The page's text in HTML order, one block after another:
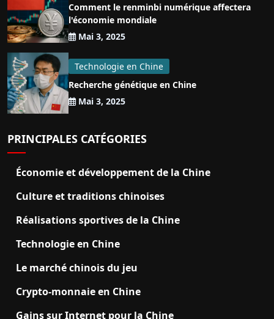
Comment le renminbi numérique affectera
l'économie mondiale
Mai 3, 2025
Technologie en Chine
Recherche génétique en Chine
Mai 3, 2025
PRINCIPALES CATÉGORIES
Économie et développement de la Chine
Culture et traditions chinoises
Réalisations sportives de la Chine
Technologie en Chine
Le marché chinois du jeu
Crypto-monnaie en Chine
Gains sur Internet pour la Chine